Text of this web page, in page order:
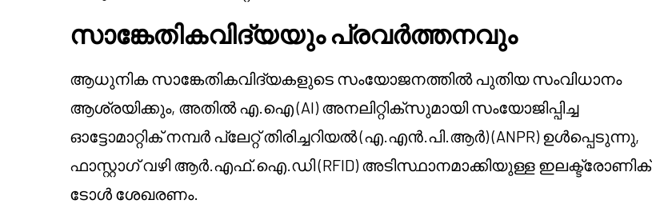
സാങ്കേതികവിദ്യയും പ്രവർത്തനവും
ആധുനിക സാങ്കേതികവിദ്യകളുടെ സംയോജനത്തിൽ പുതിയ സംവിധാനം
ആശ്രയിക്കും, അതിൽ എ.ഐ (AI) അനലിറ്റിക്സുമായി സംയോജിപ്പിച്ച
ഓട്ടോമാറ്റിക് നമ്പർ പ്ലേറ്റ് തിരിച്ചറിയൽ (എ.എൻ.പി.ആർ) (ANPR) ഉൾപ്പെടുന്നു,
ഫാസ്റ്റാഗ് വഴി ആർ.എഫ്.ഐ.ഡി (RFID) അടിസ്ഥാനമാക്കിയുള്ള ഇലക്ട്രോണിക്
ടോൾ ശേഖരണം.